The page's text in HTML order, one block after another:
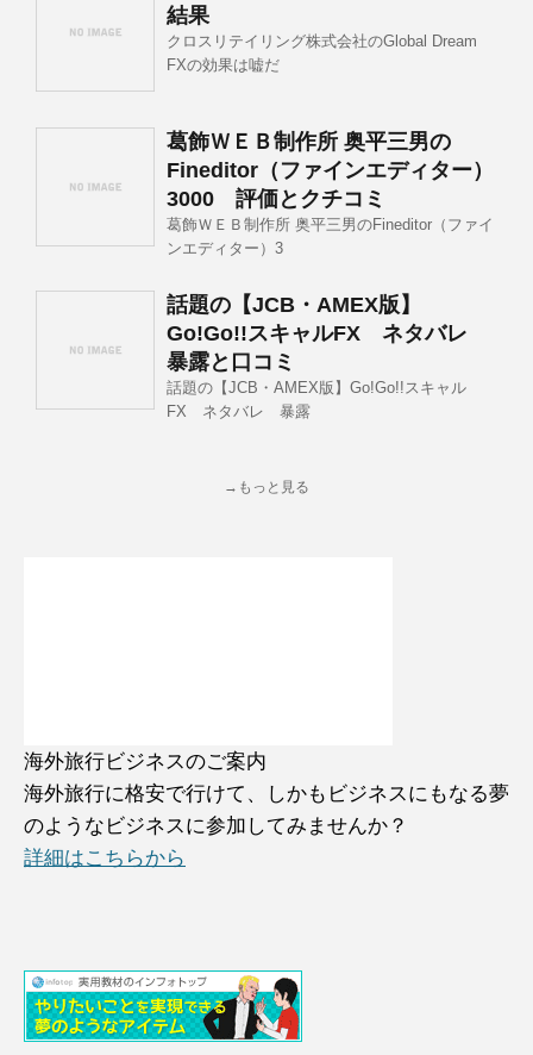
結果
クロスリテイリング株式会社のGlobal Dream
FXの効果は嘘だ
葛飾ＷＥＢ制作所 奥平三男の
Fineditor（ファインエディター）
3000 評価とクチコミ
葛飾ＷＥＢ制作所 奥平三男のFineditor（ファイ
ンエディター）3
話題の【JCB・AMEX版】
Go!Go!!スキャルFX ネタバレ
暴露と口コミ
話題の【JCB・AMEX版】Go!Go!!スキャル
FX ネタバレ 暴露
→もっと見る
海外旅行ビジネスのご案内
海外旅行に格安で行けて、しかもビジネスにもなる夢
のようなビジネスに参加してみませんか？
詳細はこちらから